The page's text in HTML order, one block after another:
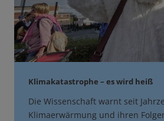
Klimakatastrophe – es wird heiß
Die Wissenschaft warnt seit
Klimaerwärmung und ihren